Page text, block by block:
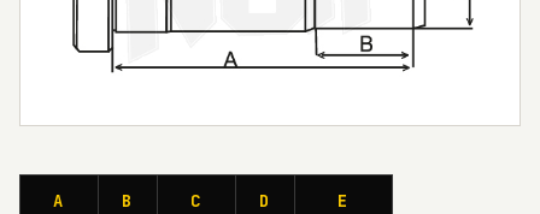
A B C D E